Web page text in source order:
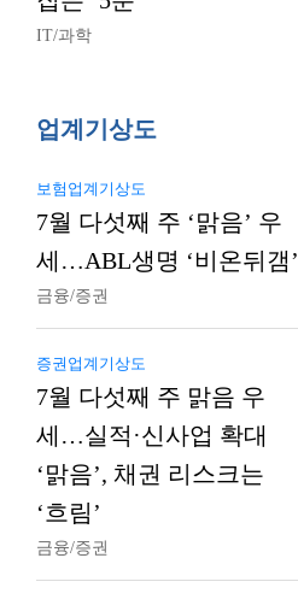
IT/과학
업계기상도
보험업계기상도
7월 다섯째 주 ‘맑음’ 우
세…ABL생명 ‘비온뒤갬’
금융/증권
증권업계기상도
7월 다섯째 주 맑음 우
세…실적·신사업 확대
‘맑음’, 채권 리스크는
‘흐림’
금융/증권